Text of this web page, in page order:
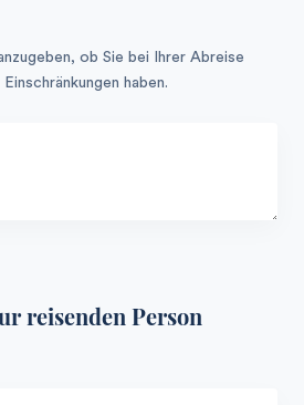
ob Sie bei Ihrer Abreise
haben.
reisenden Person